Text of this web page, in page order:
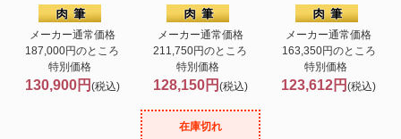
メーカー通常価格
187,000円のところ
特別価格
130,900円 (税込)
メーカー通常価格
211,750円のところ
特別価格
128,150円 (税込)
在庫切れ
メーカー通常価格
163,350円のところ
特別価格
123,612円(税込)